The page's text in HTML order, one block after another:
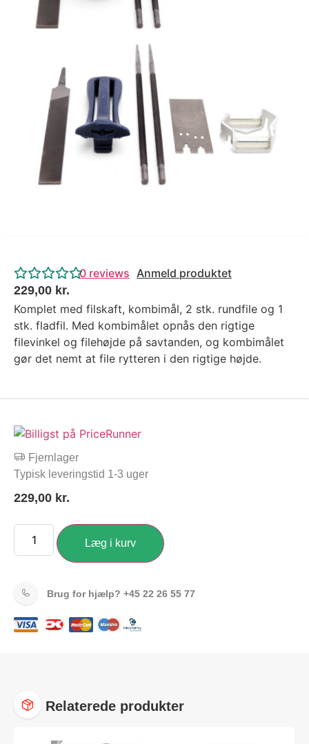
Tips og tricks
4.4 Google Reviews
0 reviews Anmeld produktet
229,00 kr.
Komplet med filskaft, kombimål, 2 stk. rundfile og 1
stk. fladfil. Med kombimålet opnås den rigtige
filevinkel og filehøjde på savtanden, og kombimålet
gør det nemt at file rytteren i den rigtige højde.
Fjernlager
Typisk leveringstid 1-3 uger
229,00 kr.
Læg i kurv
Brug for hjælp? +45 22 26 55 77
Relaterede produkter